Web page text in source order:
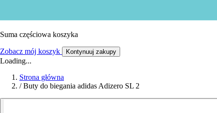
Suma częściowa koszyka
Zobacz mój koszyk Kontynuuj zakupy
Loading...
Strona główna
/ Buty do biegania adidas Adizero SL 2